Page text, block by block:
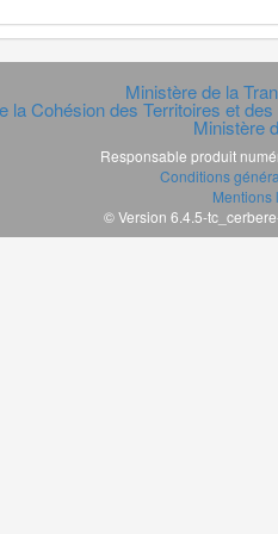
Ministère de la
la Cohésion des Territoires et
Ministère
Responsable produit
Conditions
Mentions
© Version 6.4.5-